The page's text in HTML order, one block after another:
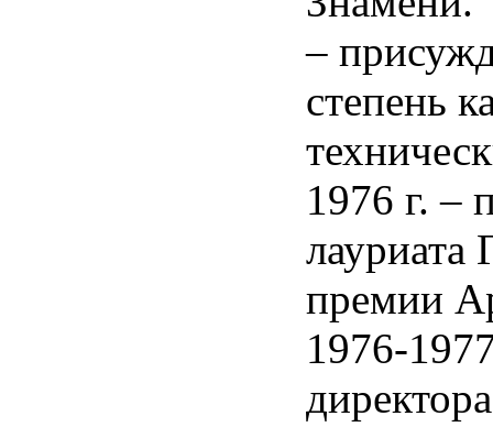
–
степень
1976 г. –
лауриата
премии
1976-